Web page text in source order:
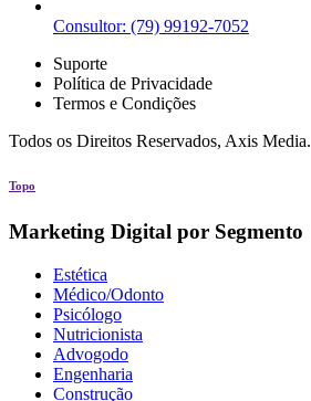
Consultor: (79) 99192-7052
Suporte
Política de Privacidade
Termos e Condições
Todos os Direitos Reservados, Axis Media.
Topo
Marketing Digital por Segmento
Estética
Médico/Odonto
Psicólogo
Nutricionista
Advogodo
Engenharia
Construção